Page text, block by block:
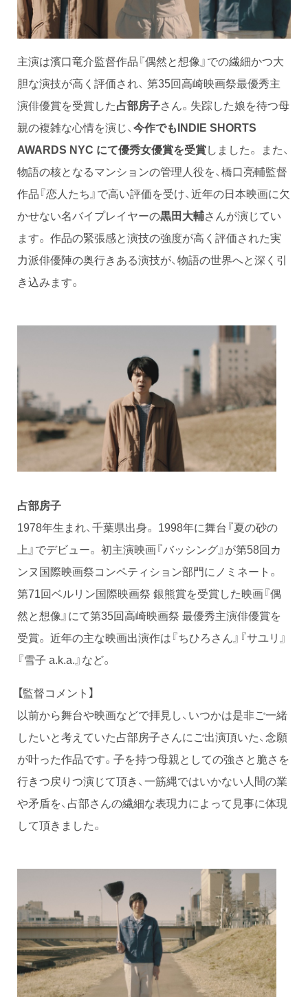
主演は濱口竜介監督作品『偶然と想像』での繊細かつ大
胆な演技が高く評価され、 第35回高崎映画祭最優秀主
演俳優賞を受賞した占部房子さん。失踪した娘を待つ母
親の複雑な心情を演じ、今作でもINDIE SHORTS
AWARDS NYC にて優秀女優賞を受賞しました。 また、
物語の核となるマンションの管理人役を、橋口亮輔監督
作品『恋人たち』で高い評価を受け、近年の日本映画に欠
かせない名バイプレイヤーの黒田大輔さんが演じてい
ます。 作品の緊張感と演技の強度が高く評価された実
力派俳優陣の奥行きある演技が、物語の世界へと深く引
き込みます。
占部房子
1978年生まれ、千葉県出身。 1998年に舞台『夏の砂の
上』でデビュー。 初主演映画『バッシング』が第58回カ
ンヌ国際映画祭コンペティション部門にノミネート。
第71回ベルリン国際映画祭 銀熊賞を受賞した映画『偶
然と想像』にて第35回高崎映画祭 最優秀主演俳優賞を
受賞。 近年の主な映画出演作は『ちひろさん』『サユリ』
『雪子 a.k.a.』など。
【監督コメント】
以前から舞台や映画などで拝見し、いつかは是非ご一緒
したいと考えていた占部房子さんにご出演頂いた、念願
が叶った作品です。子を持つ母親としての強さと脆さを
行きつ戻りつ演じて頂き、一筋縄ではいかない人間の業
や矛盾を、占部さんの繊細な表現力によって見事に体現
して頂きました。